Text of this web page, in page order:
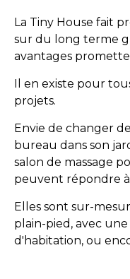
La Tiny House fait
sur du long terme
avantages
Il en existe pour
projets.
Envie de changer
bureau dans son
salon de massage
peuvent répondre à
Elles sont sur-
plain-pied, avec
d'habitation, ou